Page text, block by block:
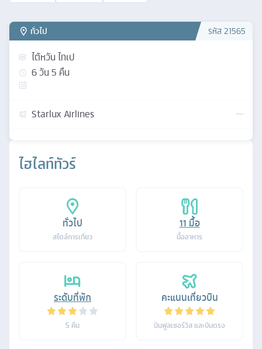
ไฮไลท์ทัวร์
ทั่วไป
สไตล์การเที่ยว
11 มื้อ
มื้ออาหาร
ระดับที่พัก
5 คืน
คะแนนเที่ยวบิน
บินฟูลเซอร์วิส และบินตรง
ทั่วไป รหัส21565
ไต้หวัน ไทเป
6วัน5 คืน
Starlux Airlines